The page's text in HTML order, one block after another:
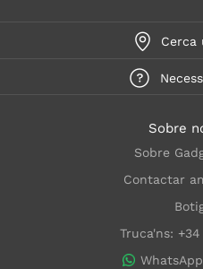
Cerca
Sobre
Sobre
Contactar
Truca'ns: